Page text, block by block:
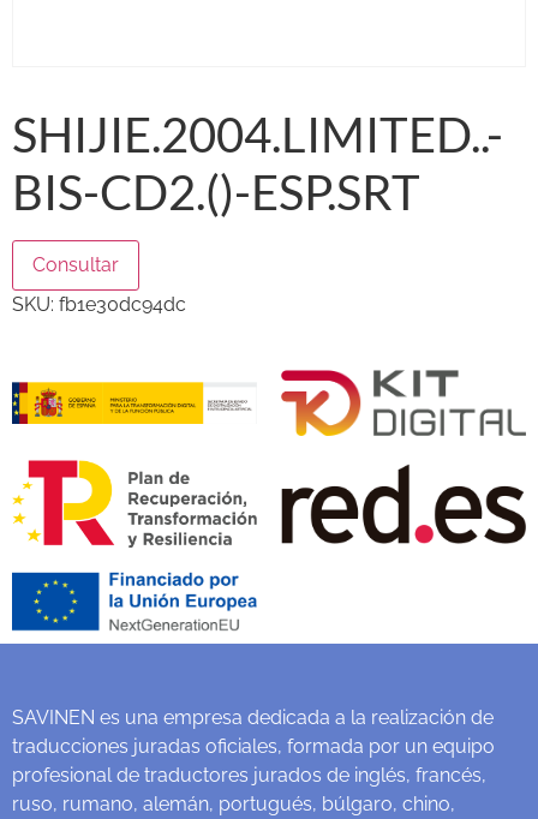
SHIJIE.2004.LIMITED..-
BIS-CD2.()-ESP.SRT
Consultar
SKU: fb1e30dc94dc
SAVINEN es una empresa dedicada a la realización de
traducciones juradas oficiales, formada por un equipo
profesional de traductores jurados de inglés, francés,
ruso, rumano, alemán, portugués, búlgaro, chino,